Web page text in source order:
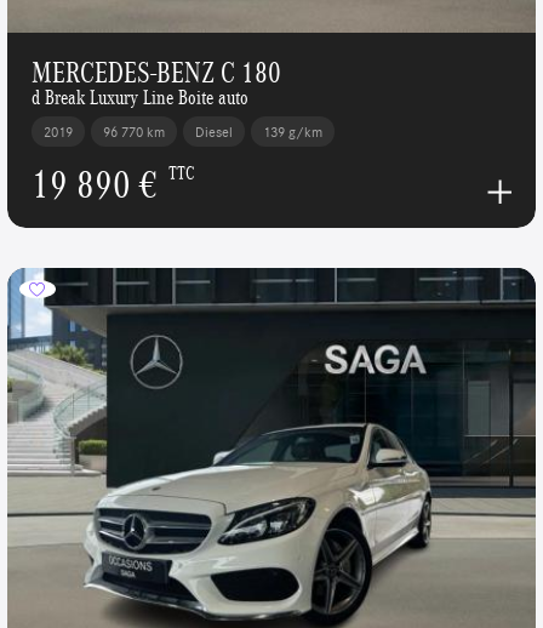
MERCEDES-BENZ C 180
d Break Luxury Line Boite auto
2019 96 770 km Diesel 139 g/km
19 890 € TTC